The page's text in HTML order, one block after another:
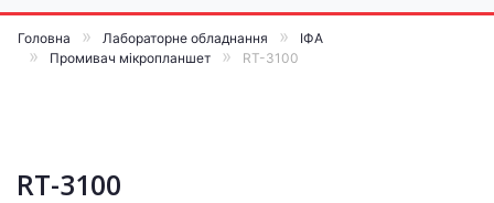
Головна Лабораторне обладнання
ІФА
Промивач мікропланшет
RT-3100
RT-3100